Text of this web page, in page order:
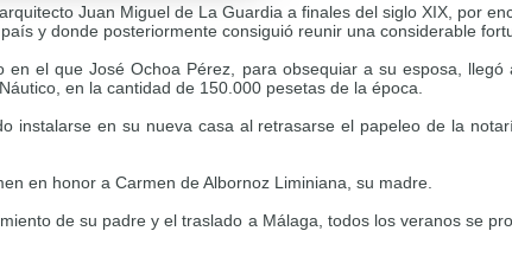
Juan Miguel de La Guardia a finales del siglo XIX, por
y donde posteriormente consiguió reunir una considerable
el que José Ochoa Pérez, para obsequiar a su esposa,
en la cantidad de 150.000 pesetas de la época.
instalarse en su nueva casa al retrasarse el papeleo de la
en honor a Carmen de Albornoz Liminiana, su madre.
de su padre y el traslado a Málaga, todos los veranos se